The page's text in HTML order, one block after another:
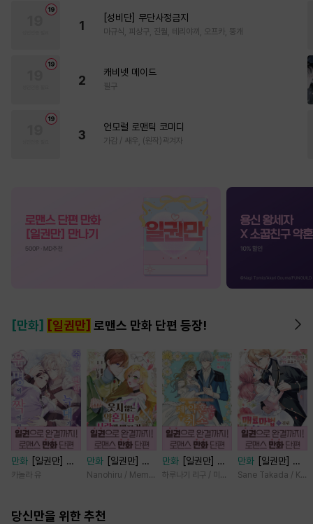
1
[성비단] 무단사정금지
마규식, 피상구, 진월, 테리야끼, 오프카, 뚱개
2
캐비넷 메이드
필구
3
언모럴 로맨틱 코미디
가감 / 쌔우, (원작)곽겨자
[만화] [일권만] 로맨스 만화 단편 등장!
만화
[일권만] 죽
을 뻔한 늑대가 운
카놀라 유
만화
[일권만] 웃
지 않는 약혼자님
습니다 [단행본]
Nanohiru / Memeko
만화
[일권만] 제
약혼은 취소되었습
하루나기 리구 / 미즈메
만화
[일권만] 매
료 마법에 걸린 척
Sane Takada /
당신만을 위한 추천